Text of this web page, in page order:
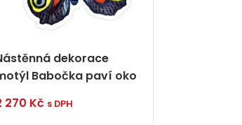
dekorace
Babočka paví oko
270 Kč s DPH